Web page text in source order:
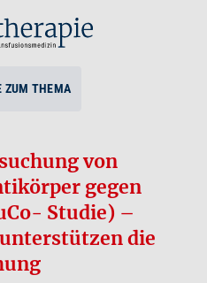
ZUM THEMA
von
gegen
Studie) –
die